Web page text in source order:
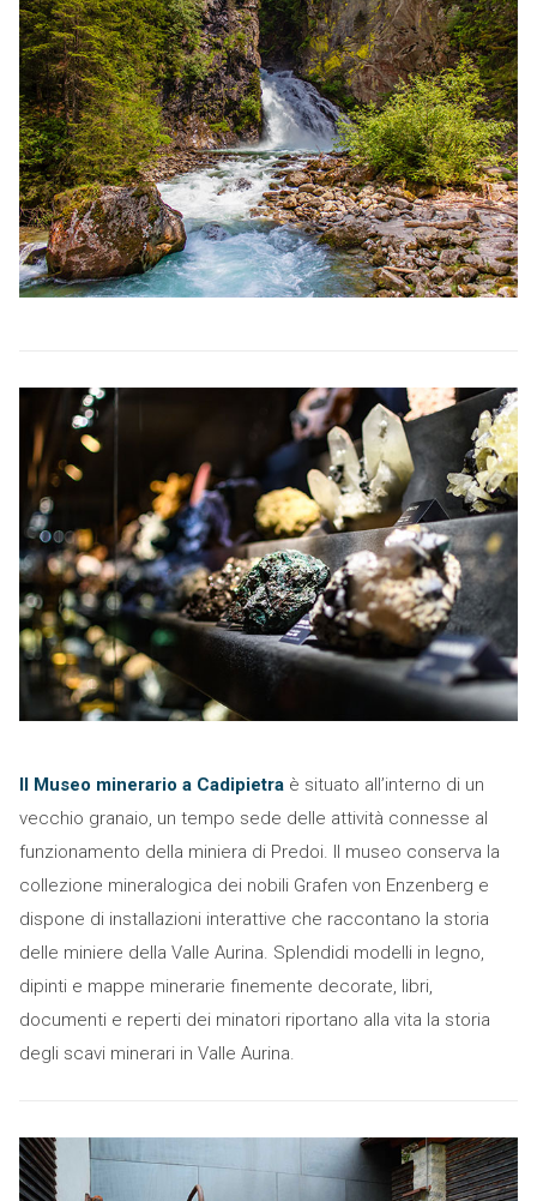
Il Museo minerario a Cadipietraè situato all’interno di un
vecchio granaio, un tempo sede delle attività connesse al
funzionamento della miniera di Predoi. Il museo conserva la
collezione mineralogica dei nobili Grafen von Enzenberg e
dispone di installazioni interattive che raccontano la storia
delle miniere della Valle Aurina. Splendidi modelli in legno,
dipinti e mappe minerarie finemente decorate, libri,
documenti e reperti dei minatori riportano alla vita la storia
degli scavi minerari in Valle Aurina.